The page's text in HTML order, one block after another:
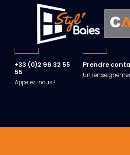
+33 (0)2 96 32 55
55
Appelez-nous !
Prendre
Un